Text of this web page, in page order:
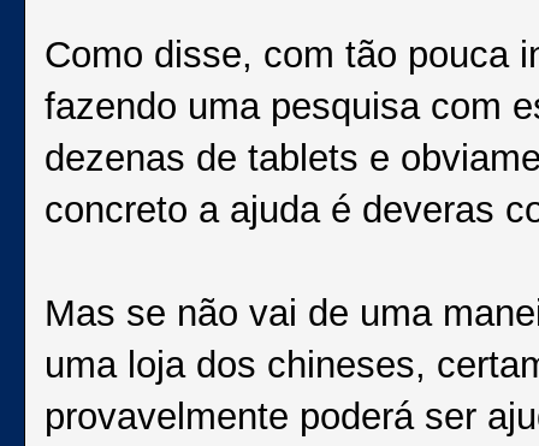
Como disse, com tão pouca
fazendo uma pesquisa com
dezenas de tablets e
concreto a ajuda é deveras
Mas se não vai de uma
uma loja dos chineses,
provavelmente poderá ser